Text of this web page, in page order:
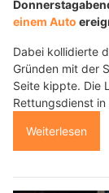
einem Auto
Dabei kollidierte
Gründen mit der
Seite kippte. Die
Rettungsdienst
Weiterlesen